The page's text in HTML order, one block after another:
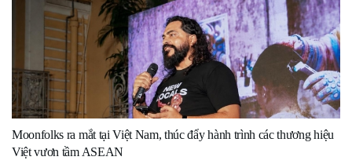
Moonfolks ra mắt tại Việt Nam, thúc đẩy hành trình các thương hiệu
Việt vươn tầm ASEAN